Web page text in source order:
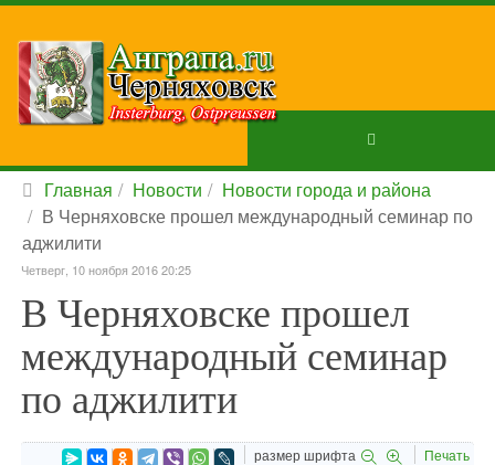
Главная Новости
Новости города и района
В Черняховске прошел международный семинар по
аджилити
Четверг, 10 ноября 2016 20:25
В Черняховске прошел
международный семинар
по аджилити
размер шрифта Печать